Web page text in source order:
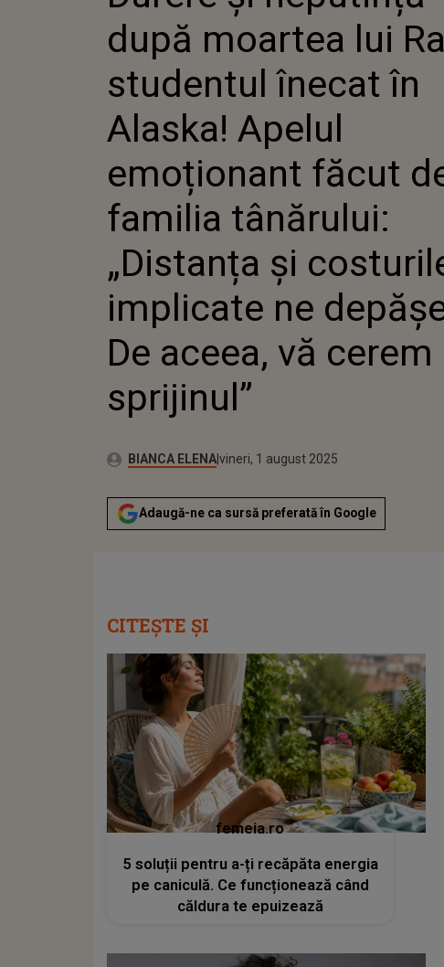
ÎNECAT ÎN
APELUL
FĂCUT DE
TÂNĂRULUI:
COSTURILE
DEPĂȘESC. DE
după moartea lui
studentul înecat în
Alaska! Apelul
emoționant făcut
familia tânărului:
„Distanța și
implicate ne
De aceea, vă cerem
sprijinul”
Autor:BIANCA ELENAPublicat:
vineri, 1 august 2025
Actualizat:
vineri, 1 august 2025
Adaugă-ne ca sursă preferată în Google
CITEȘTE ȘI
femeia.ro
5 soluții pentru a-ți recăpăta energia
pe caniculă. Ce funcționează când
căldura te epuizează